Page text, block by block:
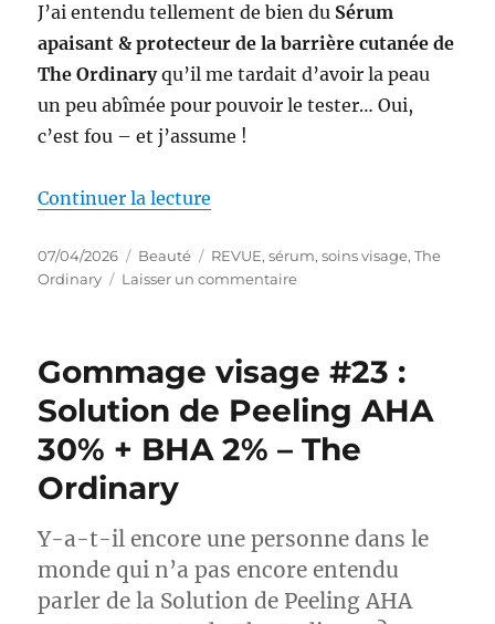
J’ai entendu tellement de bien du Sérum
apaisant & protecteur de la barrière cutanée de
The Ordinaryqu’il me tardait d’avoir la peau
un peu abîmée pour pouvoir le tester… Oui,
c’est fou – et j’assume !
Continuer la lecture
Publié
le
07/04/2026 Catégories
Beauté Étiquettes
REVUE,sérum,soins visage,The
Ordinary
Laisser un commentairesur
Sérum
apaisant
&
protecteur
de
cutanée
The
Ordinary
Gommage visage #23 :
Solution de Peeling AHA
30% + BHA 2% – The
Ordinary
Y-a-t-il encore une personne dans le
monde qui n’a pas encore entendu
parler de la Solution de Peeling AHA